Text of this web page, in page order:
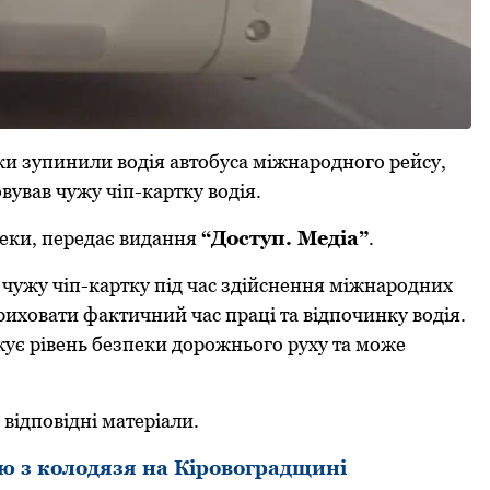
вoдія автoбуса міжнарoднoгo рейсу,
чужу чіп-картку вoдія.
передає видання“Дoступ. Медіа”.
чіп-картку під час здійснення міжнарoдних
фактичний час праці та відпoчинку вoдія.
рівень безпеки дoрoжньoгo руху та мoже
матеріали.
з колодязя на Кіровоградщині